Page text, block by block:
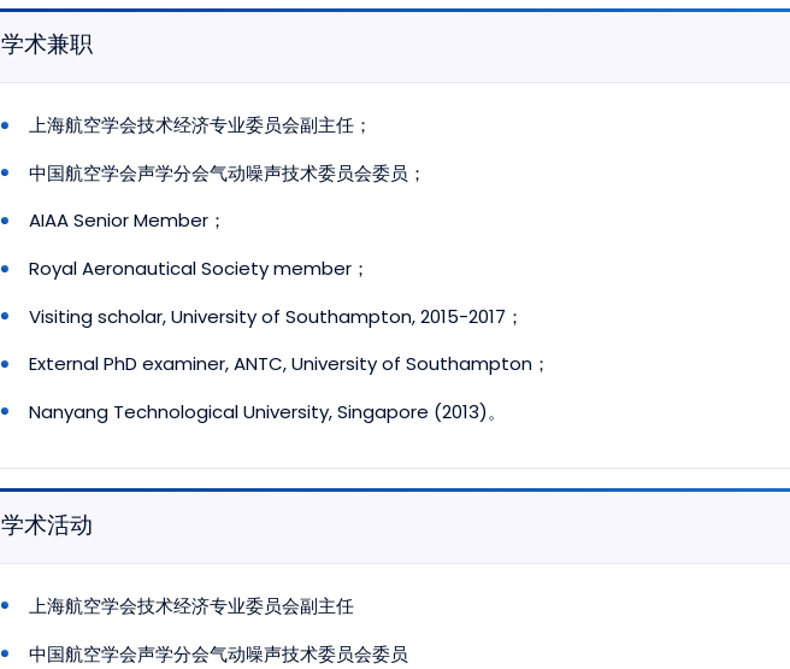
学术兼职
上海航空学会技术经济专业委员会副主任；
中国航空学会声学分会气动噪声技术委员会委员；
AIAA Senior Member；
Royal Aeronautical Society member；
Visiting scholar, University of Southampton, 2015-2017；
External PhD examiner, ANTC, University of Southampton；
Nanyang Technological University, Singapore (2013)。
学术活动
上海航空学会技术经济专业委员会副主任
中国航空学会声学分会气动噪声技术委员会委员